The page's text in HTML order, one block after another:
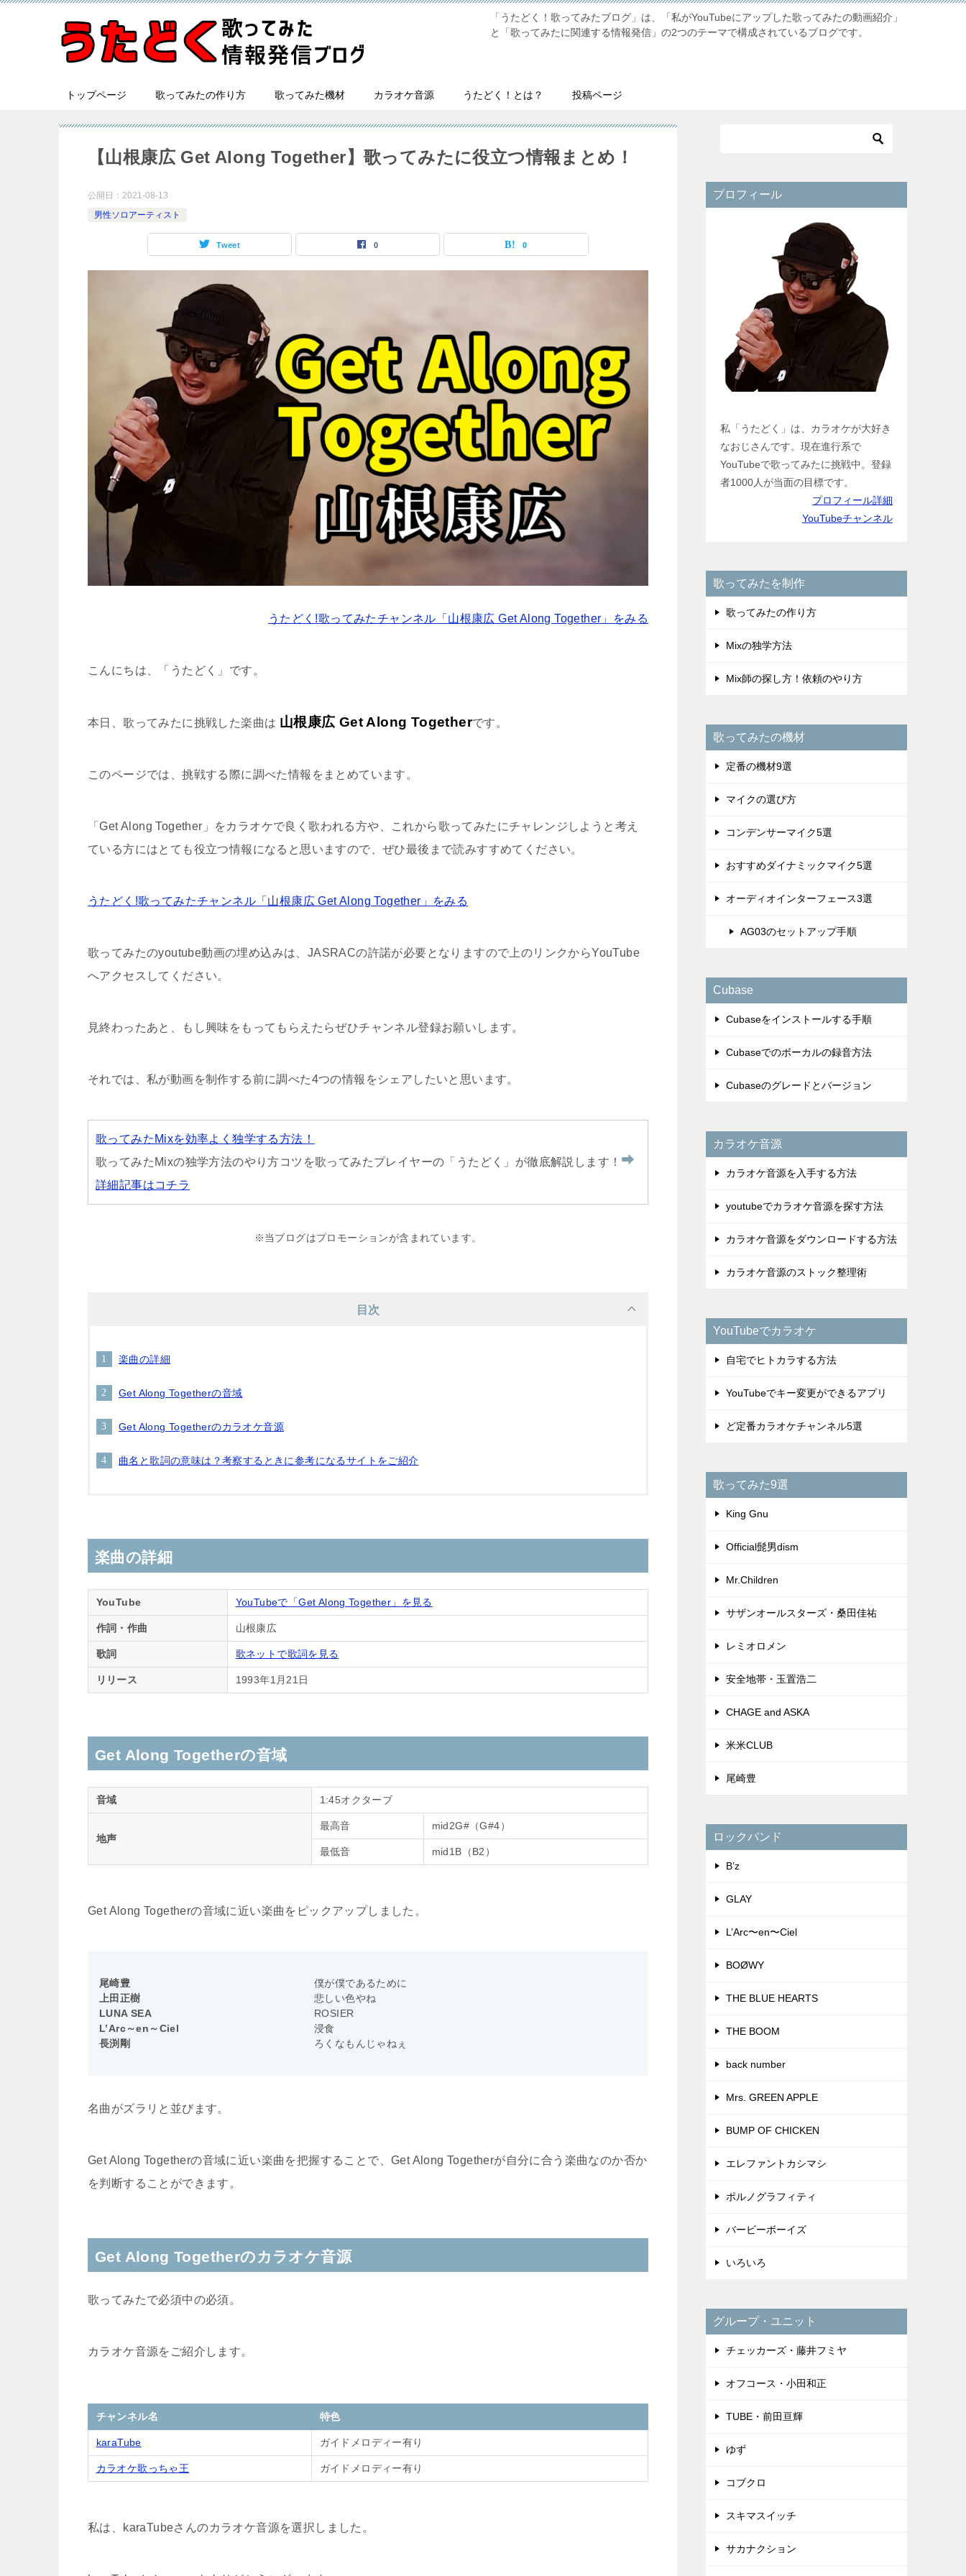
「うたどく！歌ってみたブログ」は、「私がYouTubeにアップした歌ってみたの動画紹介」
と「歌ってみたに関連する情報発信」の2つのテーマで構成されているブログです。
トップページ 歌ってみたの作り方 歌ってみた機材 カラオケ音源 うたどく！とは？ 投稿ページ
【山根康広 Get Along Together】歌ってみたに役立つ情報まとめ！
公開日： 2021-08-13
男性ソロアーティスト
Tweet 0 0
うたどく!歌ってみたチャンネル「山根康広 Get Along Together」をみる
こんにちは、「うたどく」です。
本日、歌ってみたに挑戦した楽曲は 山根康広 Get Along Togetherです。
このページでは、挑戦する際に調べた情報をまとめています。
「Get Along Together」をカラオケで良く歌われる方や、これから歌ってみたにチャレンジしようと考え
ている方にはとても役立つ情報になると思いますので、ぜひ最後まで読みすすめてください。
うたどく!歌ってみたチャンネル「山根康広 Get Along Together」をみる
歌ってみたのyoutube動画の埋め込みは、JASRACの許諾が必要となりますので上のリンクからYouTube
へアクセスしてください。
見終わったあと、もし興味をもってもらえたらぜひチャンネル登録お願いします。
それでは、私が動画を制作する前に調べた4つの情報をシェアしたいと思います。
歌ってみたMixを効率よく独学する方法！
歌ってみたMixの独学方法のやり方コツを歌ってみたプレイヤーの「うたどく」が徹底解説します！
詳細記事はコチラ
※当ブログはプロモーションが含まれています。
目次
楽曲の詳細
Get Along Togetherの音域
Get Along Togetherのカラオケ音源
曲名と歌詞の意味は？考察するときに参考になるサイトをご紹介
楽曲の詳細
YouTube YouTubeで「Get Along Together」を見る
作詞・作曲 山根康広
歌詞 歌ネットで歌詞を見る
リリース 1993年1月21日
Get Along Togetherの音域
音域 1:45オクターブ
地声
最高音 mid2G#（G#4）
最低音 mid1B（B2）
Get Along Togetherの音域に近い楽曲をピックアップしました。
尾崎豊
僕が僕であるために
上田正樹
悲しい色やね
LUNA SEA
ROSIER
L’Arc～en～Ciel
浸食
長渕剛
ろくなもんじゃねぇ
名曲がズラリと並びます。
Get Along Togetherの音域に近い楽曲を把握することで、Get Along Togetherが自分に合う楽曲なのか否か
を判断することができます。
Get Along Togetherのカラオケ音源
歌ってみたで必須中の必須。
カラオケ音源をご紹介します。
チャンネル名 特色
karaTube ガイドメロディー有り
カラオケ歌っちゃ王 ガイドメロディー有り
私は、karaTubeさんのカラオケ音源を選択しました。
プロフィール
私「うたどく」は、カラオケが大好き
なおじさんです。現在進行系で
YouTubeで歌ってみたに挑戦中。登録
者1000人が当面の目標です。
プロフィール詳細
YouTubeチャンネル
歌ってみたを制作
歌ってみたの作り方
Mixの独学方法
Mix師の探し方！依頼のやり方
歌ってみたの機材
定番の機材9選
マイクの選び方
コンデンサーマイク5選
おすすめダイナミックマイク5選
オーディオインターフェース3選
AG03のセットアップ手順
Cubase
Cubaseをインストールする手順
Cubaseでのボーカルの録音方法
Cubaseのグレードとバージョン
カラオケ音源
カラオケ音源を入手する方法
youtubeでカラオケ音源を探す方法
カラオケ音源をダウンロードする方法
カラオケ音源のストック整理術
YouTubeでカラオケ
自宅でヒトカラする方法
YouTubeでキー変更ができるアプリ
ど定番カラオケチャンネル5選
歌ってみた9選
King Gnu
Official髭男dism
Mr.Children
サザンオールスターズ・桑田佳祐
レミオロメン
安全地帯・玉置浩二
CHAGE and ASKA
米米CLUB
尾崎豊
ロックバンド
B’z
GLAY
L’Arc〜en〜Ciel
BOØWY
THE BLUE HEARTS
THE BOOM
back number
Mrs. GREEN APPLE
BUMP OF CHICKEN
エレファントカシマシ
ポルノグラフィティ
バービーボーイズ
いろいろ
グループ・ユニット
チェッカーズ・藤井フミヤ
オフコース・小田和正
TUBE・前田亘輝
ゆず
コブクロ
スキマスイッチ
サカナクション